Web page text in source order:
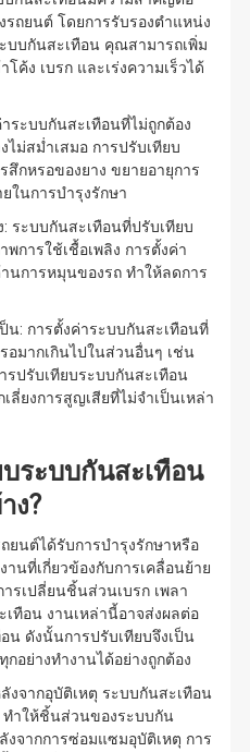
ถยนต์ โดยการรับรองตำแหน่ง
บบกันสะเทือน คุณสามารถเพิ่ม
ค้ง เบรก และเร่งความเร็วได้
ระบบกันสะเทือนที่ไม่ถูกต้อง
ไม่สม่ำเสมอ การปรับเทียบ
กหรอของยาง ขยายอายุการ
ในการบำรุงรักษา
ระบบกันสะเทือนที่ปรับเทียบ
การใช้เชื้อเพลิง การตั้งค่า
นการหมุนของรถ ทำให้ลดการ
น: การตั้งค่าระบบกันสะเทือนที่
อมากเกินไปในส่วนอื่นๆ เช่น
รปรับเทียบระบบกันสะเทือน
ลี่ยงการสูญเสียที่ไม่จำเป็นเหล่า
ระบบกันสะเทือน
ง?
ยนต์ได้รับการบำรุงรักษาหรือ
นที่เกี่ยวข้องกับการเคลื่อนย้าย
รเปลี่ยนชิ้นส่วนเบรก เพลา
ทือน งานเหล่านี้อาจส่งผลต่อ
น ดังนั้นการปรับเทียบจึงเป็น
อย่างทำงานได้อย่างถูกต้อง
จากอุบัติเหตุ ระบบกันสะเทือน
ทำให้ชิ้นส่วนของระบบกัน
งจากการซ่อมแซมอุบัติเหตุ การ